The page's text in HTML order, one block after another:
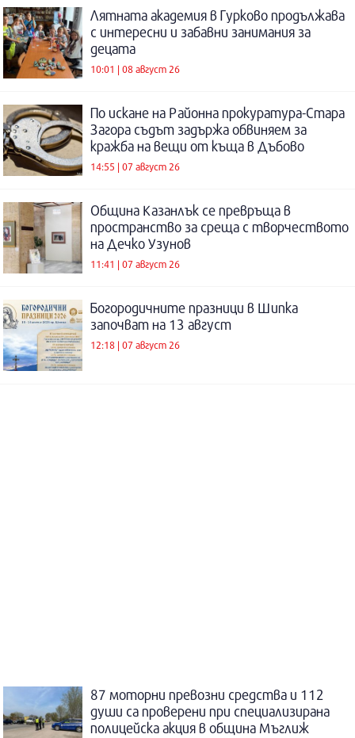
Лятната академия в Гурково продължава
с интересни и забавни занимания за
децата
10:01 | 08 август 26
По искане на Районна прокуратура-Стара
Загора съдът задържа обвиняем за
кражба на вещи от къща в Дъбово
14:55 | 07 август 26
Община Казанлък се превръща в
пространство за среща с творчеството
на Дечко Узунов
11:41 | 07 август 26
Богородичните празници в Шипка
започват на 13 август
12:18 | 07 август 26
87 моторни превозни средства и 112
души са проверени при специализирана
полицейска акция в община Мъглиж